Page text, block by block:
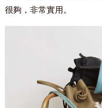
很夠，非常實用。